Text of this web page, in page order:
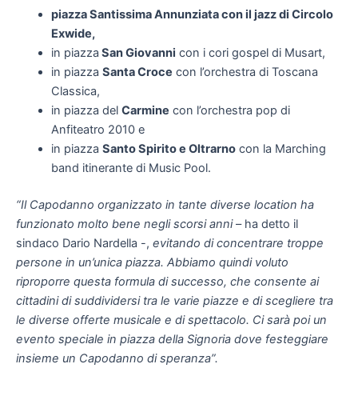
piazza Santissima Annunziata con il jazz di Circolo
Exwide,
in piazza San Giovanni con i cori gospel di Musart,
in piazza Santa Croce con l’orchestra di Toscana
Classica,
in piazza del Carmine con l’orchestra pop di
Anfiteatro 2010 e
in piazza Santo Spirito e Oltrarnocon la Marching
band itinerante di Music Pool.
“Il Capodanno organizzato in tante diverse location ha
funzionato molto bene negli scorsi anni– ha detto il
sindaco Dario Nardella -, evitando di concentrare troppe
persone in un’unica piazza. Abbiamo quindi voluto
riproporre questa formula di successo, che consente ai
cittadini di suddividersi tra le varie piazze e di scegliere tra
le diverse offerte musicale e di spettacolo. Ci sarà poi un
evento speciale in piazza della Signoria dove festeggiare
insieme un Capodanno di speranza”.